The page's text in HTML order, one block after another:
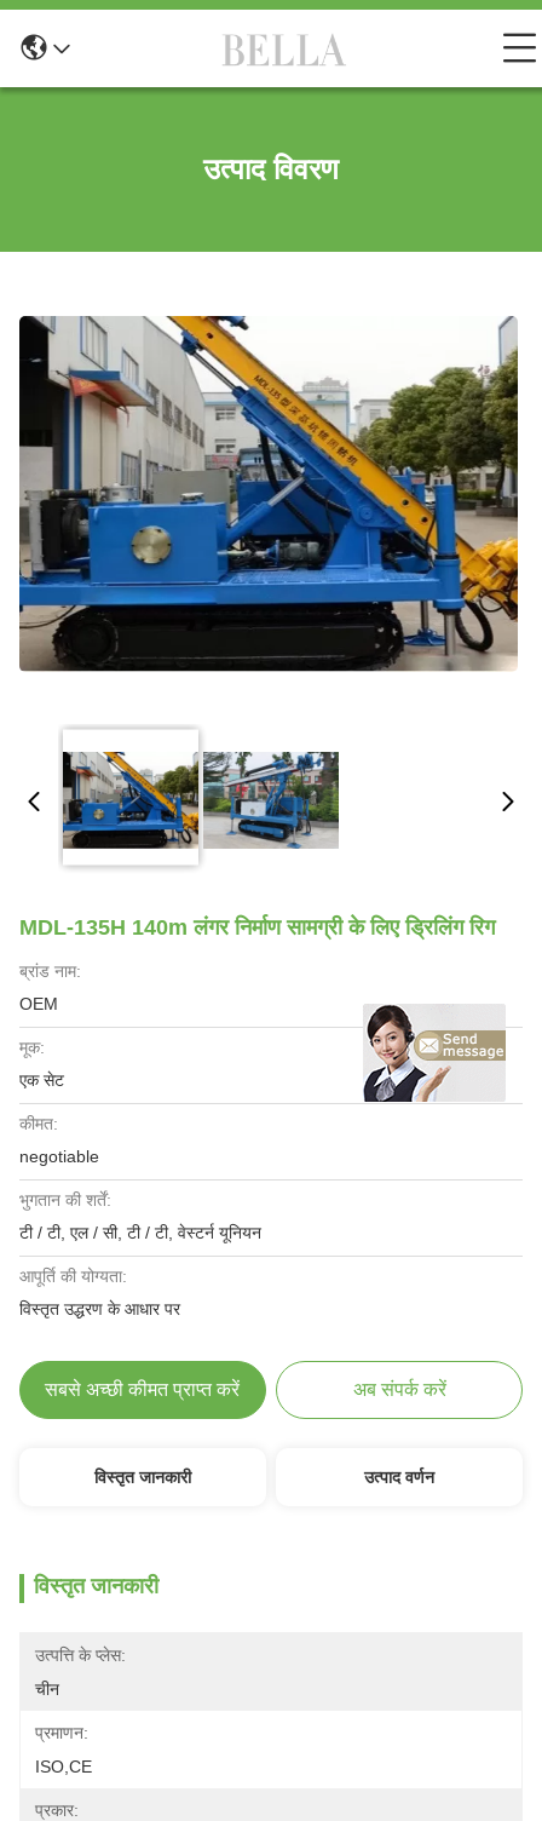
उत्पाद विवरण
MDL-135H 140m लंगर निर्माण सामग्री के लिए ड्रिलिंग रिग
ब्रांड नाम:
OEM
मूक:
एक सेट
कीमत:
negotiable
भुगतान की शर्तें:
टी / टी, एल / सी, टी / टी, वेस्टर्न यूनियन
आपूर्ति की योग्यता:
विस्तृत उद्धरण के आधार पर
सबसे अच्छी कीमत प्राप्त करें अब संपर्क करें
विस्तृत जानकारी उत्पाद वर्णन
विस्तृत जानकारी
उत्पत्ति के प्लेस:
चीन
प्रमाणन:
ISO,CE
प्रकार: